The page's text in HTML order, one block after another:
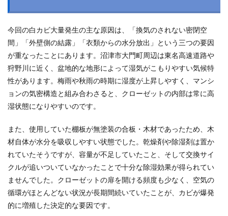
今回の白カビ大量発生の主な原因は、「換気のされない密閉空
間」「外壁側の結露」「衣類からの水分放出」という三つの要因
が重なったことにあります。沼津市大門町周辺は東名高速道路や
狩野川に近く、盆地的な地形によって湿気がこもりやすい気候特
性があります。梅雨や秋雨の時期に湿度が上昇しやすく、マンシ
ョンの気密構造と組み合わさると、クローゼットの内部は常に高
湿状態になりやすいのです。
また、使用していた棚板が無塗装の合板・木材であったため、木
材自体が水分を吸収しやすい状態でした。乾燥剤や除湿剤は置か
れていたそうですが、容量が不足していたこと、そして交換サイ
クルが追いついていなかったことで十分な除湿効果が得られてい
ませんでした。クローゼットの扉を開ける頻度も少なく、空気の
循環がほとんどない状況が長期間続いていたことが、カビが爆発
的に増殖した決定的な要因です。